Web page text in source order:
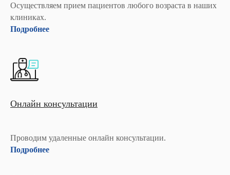
Осуществляем прием пациентов любого возраста в наших
клиниках.
Подробнее
Онлайн консультации
Проводим удаленные онлайн консультации.
Подробнее